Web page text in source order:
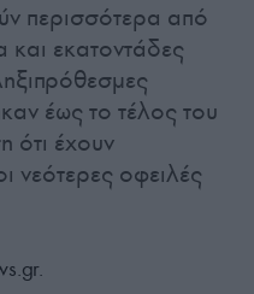
περισσότερα από
εκατοντάδες
έως το τέλος του
ότι έχουν
νεότερες οφειλές